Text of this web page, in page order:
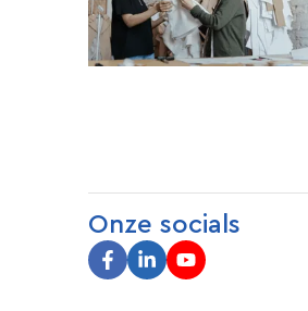
Onze socials